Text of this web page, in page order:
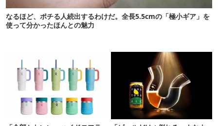
なるほど、ポチる人続出するわけだ。全長5.5cmの「極小ギア」を
使って分かったほんとの魅力